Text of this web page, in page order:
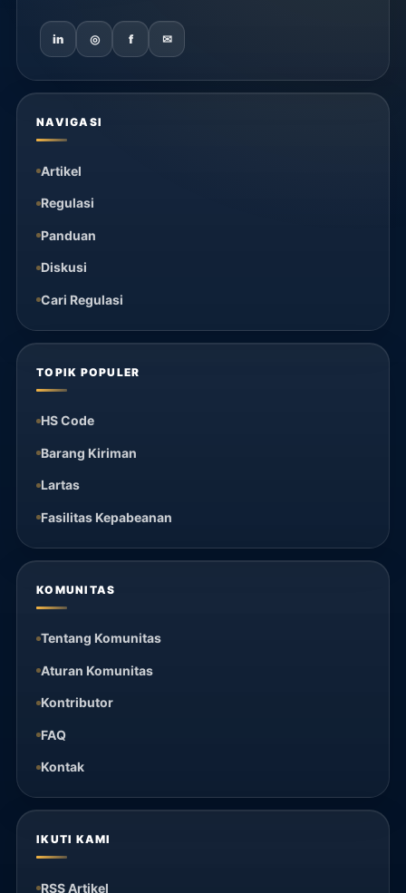
in ◎ f ✉
NAVIGASI
Artikel
Regulasi
Panduan
Diskusi
Cari Regulasi
TOPIK POPULER
HS Code
Barang Kiriman
Lartas
Fasilitas Kepabeanan
KOMUNITAS
Tentang Komunitas
Aturan Komunitas
Kontributor
FAQ
Kontak
IKUTI KAMI
RSS Artikel